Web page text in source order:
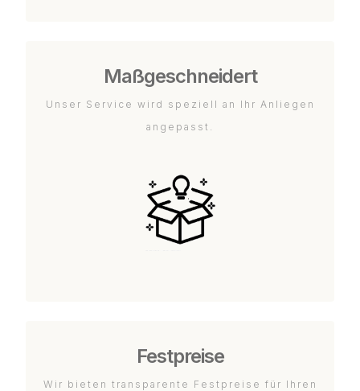
Maßgeschneidert
Unser Service wird speziell an Ihr Anliegen
angepasst.
Festpreise
Wir bieten transparente Festpreise für Ihren